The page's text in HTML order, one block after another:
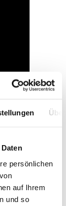
persönlichen
auf Ihrem
und so